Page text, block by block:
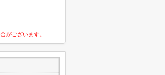
がございます。